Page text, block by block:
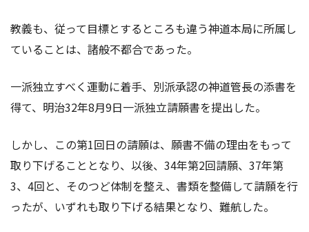
教義も、従って目標とするところも違う神道本局に所属し
ていることは、諸般不都合であった。
一派独立すべく運動に着手、別派承認の神道管長の添書を
得て、明治32年8月9日一派独立請願書を提出した。
しかし、この第1回日の請願は、願書不備の理由をもって
取り下げることとなり、以後、34年第2回請願、37年第
3、4回と、そのつど体制を整え、書類を整備して請願を行
ったが、いずれも取り下げる結果となり、難航した。